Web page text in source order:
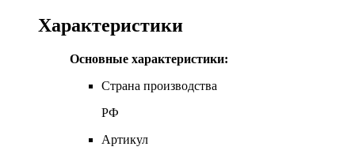
Характеристики
Основные характеристики:
Страна производства
РФ
Артикул